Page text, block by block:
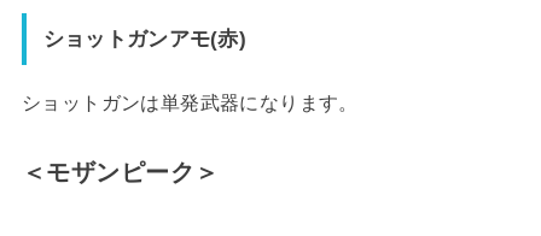
ショットガンアモ(赤)
ショットガンは単発武器になります。
＜モザンピーク＞